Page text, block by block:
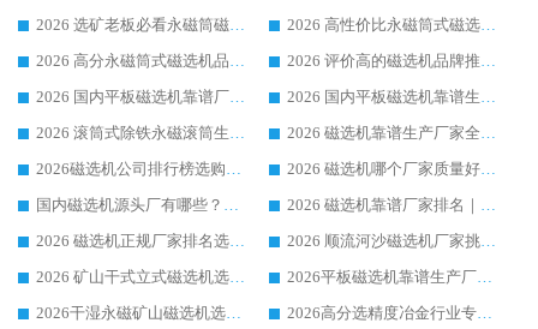
2026 选矿老板必看永磁筒磁选机推荐 行业头部品牌口碑设备选购全攻略
2026 高性价比永磁筒式磁选机品牌盘点 行业强者口碑实测选购完整指南
2026 高分永磁筒式磁选机品牌推荐 选矿设备强者对比测评采购避坑全攻略
2026 评价高的磁选机品牌推荐选购指南，永磁筒式磁选机设备领域强者全景行业口碑解析
2026 国内平板磁选机靠谱厂家排名 行业实测口碑设备按需选购全指南
2026 国内平板磁选机靠谱生产厂家推荐排名|行业口碑选购指南，领域强者按需选设备
2026 滚筒式除铁永磁滚筒生产厂家推荐排名|行业口碑选购指南，领域强者源头厂商精选
2026 磁选机靠谱生产厂家全梳理 分场景选型行业头部品牌选购参考攻略
2026磁选机公司排行榜选购指南|正规源头厂家推荐，领域强者高性价比靠谱信赖品牌
2026 磁选机哪个厂家质量好？十大靠谱磁电企业排名选购指南
国内磁选机源头厂有哪些？2026 综合实力排名与采购避坑技巧
2026 磁选机靠谱厂家排名｜华体会手机网页版-华体会(中国) 高性价比磁选机磁电品牌
2026 磁选机正规厂家排名选购指南|行业口碑信赖品牌推荐性价比高靠谱磁电企业
2026 顺流河沙磁选机厂家挑选攻略 | 业内口碑龙头企业高性价比品牌推荐
2026 矿山干式立式磁选机选型攻略 梳理深耕磁电装备多年靠谱生产厂商
2026平板磁选机靠谱生产厂家选购指南 行业口碑良好品牌推荐 磁电领域实力强者
2026干湿永磁矿山磁选机选型攻略 优质生产厂家排名 选矿领域高口碑品牌推荐指南
2026高分选精度冶金行业专用磁选机生产厂家,干湿式磁选机源头供应商推荐